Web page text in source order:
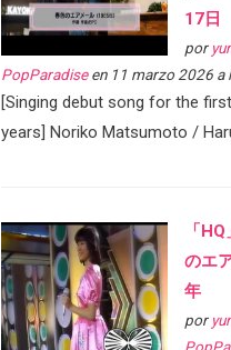
17日
por
PopParadiseen 11 marzo 2026 a
[Singing debut song for the
years] Noriko Matsumoto /
「
のエ
年
por